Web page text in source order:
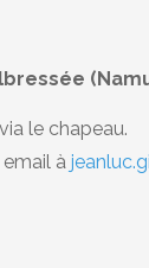
le chapeau.
email à